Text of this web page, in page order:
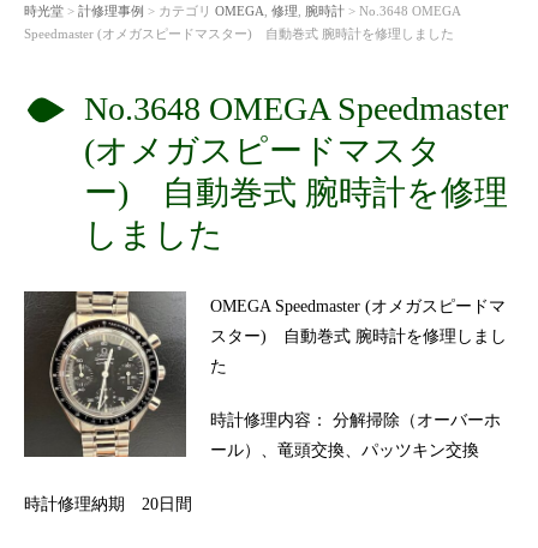
時光堂 > 計修理事例 > カテゴリ OMEGA 修理 腕時計 > No.3648 OMEGA
Speedmaster (オメガスピードマスター) 自動巻式 腕時計を修理しました
No.3648 OMEGA Speedmaster
(オメガスピードマスタ
ー) 自動巻式 腕時計を修理
しました
OMEGA Speedmaster (オメガスピードマ
スター) 自動巻式 腕時計を修理しまし
た
時計修理内容： 分解掃除（オーバーホ
ール）、竜頭交換、パッツキン交換
時計修理納期 20日間